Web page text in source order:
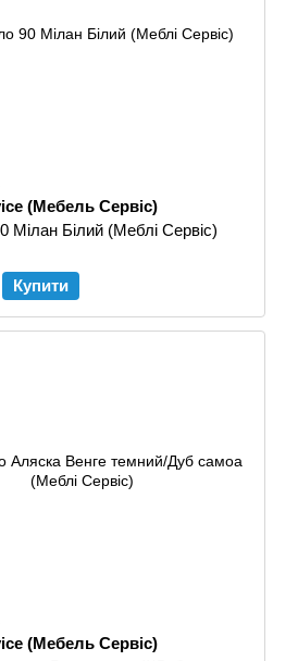
(Мебель Сервіс)
Мілан Білий (Меблі Сервіс)
Купити
(Мебель Сервіс)